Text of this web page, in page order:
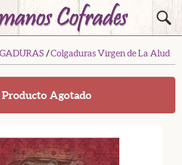
/Colgaduras Virgen de La Alud
Producto Agotado